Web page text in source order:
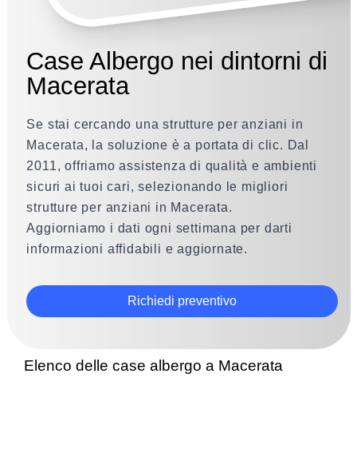
Case Albergo nei dintorni di
Macerata
Se stai cercando una strutture per anziani in
Macerata, la soluzione è a portata di clic. Dal
2011, offriamo assistenza di qualità e ambienti
sicuri ai tuoi cari, selezionando le migliori
strutture per anziani in Macerata.
Aggiorniamo i dati ogni settimana per darti
informazioni affidabili e aggiornate.
Richiedi preventivo
Elenco delle case albergo a Macerata